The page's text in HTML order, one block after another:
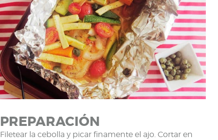
PREPARACIÓN
Filetear la cebolla y picar finamente el ajo. Cortar en